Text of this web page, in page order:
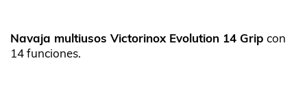
Navaja multiusos Victorinox Evolution 14 Grip con
14 funciones.